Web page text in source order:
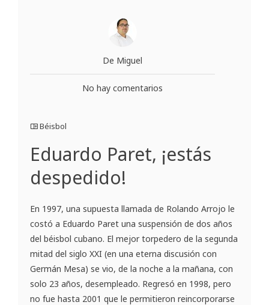
De Miguel
No hay comentarios
Béisbol
Eduardo Paret, ¡estás
despedido!
En 1997, una supuesta llamada de Rolando Arrojo le
costó a Eduardo Paret una suspensión de dos años
del béisbol cubano. El mejor torpedero de la segunda
mitad del siglo XXI (en una eterna discusión con
Germán Mesa) se vio, de la noche a la mañana, con
solo 23 años, desempleado. Regresó en 1998, pero
no fue hasta 2001 que le permitieron reincorporarse